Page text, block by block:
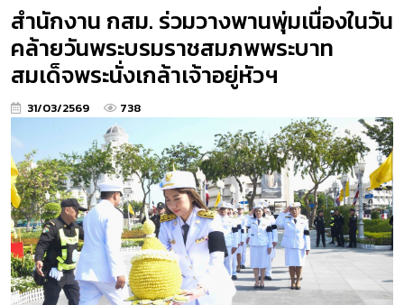
สำนักงาน กสม. ร่วมวางพานพุ่มเนื่องในวัน
คล้ายวันพระบรมราชสมภพพระบาท
สมเด็จพระนั่งเกล้าเจ้าอยู่หัวฯ
31/03/2569 738